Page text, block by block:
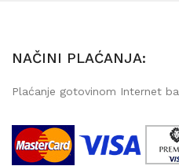
NAČINI PLAĆANJA:
Plaćanje gotovinom Internet